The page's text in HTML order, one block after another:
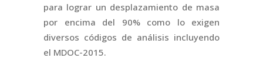
para lograr un desplazamiento de masa
por encima del 90% como lo exigen
diversos códigos de análisis incluyendo
el MDOC-2015.